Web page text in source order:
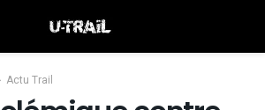
Actu Trail